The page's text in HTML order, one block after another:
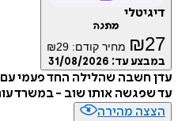
דיגיטלי
מתנה
₪27 מחיר קודם: ₪29
במבצע עד: 31/08/2026
עדן חשבה שהלילה החד פעמי עם
עד שפגשה אותו שוב - במשרד
הצצה מהירה